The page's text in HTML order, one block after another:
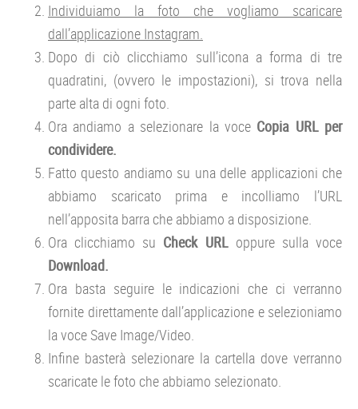
Individuiamo la foto che vogliamo scaricare
dall’applicazione Instagram.
Dopo di ciò clicchiamo sull’icona a forma di tre
quadratini, (ovvero le impostazioni), si trova nella
parte alta di ogni foto.
Ora andiamo a selezionare la voce Copia URL per
condividere.
Fatto questo andiamo su una delle applicazioni che
abbiamo scaricato prima e incolliamo l’URL
nell’apposita barra che abbiamo a disposizione.
Ora clicchiamo su Check URLoppure sulla voce
Download.
Ora basta seguire le indicazioni che ci verranno
fornite direttamente dall’applicazione e selezioniamo
la voce Save Image/Video.
Infine basterà selezionare la cartella dove verranno
scaricate le foto che abbiamo selezionato.